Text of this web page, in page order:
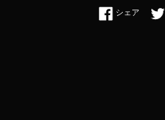
シェア